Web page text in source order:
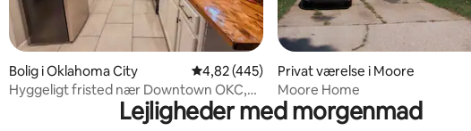
gennemsnitlig bedømmelse, 245 omtaler
Bolig i Oklahoma City 4,82 ud af 5 i gennemsnitlig bedømmelse,
4,82 (445)
Hyggeligt fristed nær Downtown OKC,
Privat værelse i Moore
Moore Home
Lejligheder med morgenmad